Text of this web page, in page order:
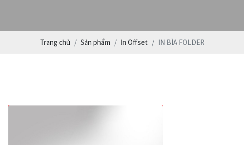
Trang chủ Sản phẩm In Offset IN BÌA FOLDER